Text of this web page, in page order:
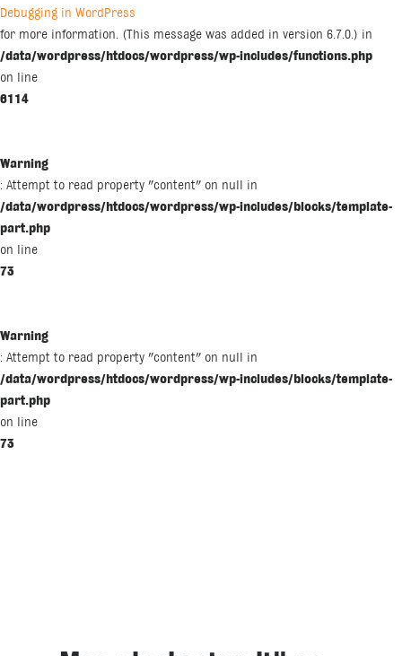
Debugging in WordPress
for more information. (This message was added in version 6.7.0.) in
/data/wordpress/htdocs/wordpress/wp-includes/functions.php
on line
6114
Warning
: Attempt to read property "content" on null in
/data/wordpress/htdocs/wordpress/wp-includes/blocks/template-
part.php
on line
73
Warning
: Attempt to read property "content" on null in
/data/wordpress/htdocs/wordpress/wp-includes/blocks/template-
part.php
on line
73